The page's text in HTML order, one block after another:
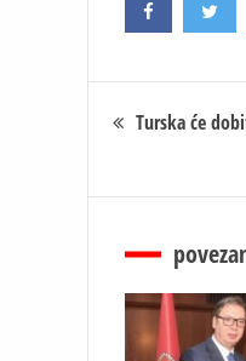
Кретање
Turska će